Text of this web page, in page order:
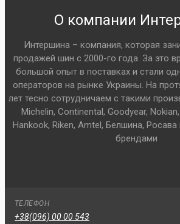
О компании
Интершина – компания, которая
продажей шин с 2000-го года. За это
большой опыт в поставках и стали
операторов на рынке Украины. На
лет тесно сотрудничаем с такими
Michelin, Continental, Goodyear, Nokian,
Hankook, Riken, Amtel, Белшина,
брендами
ТЕЛЕФОН
+38(096) 00 00 543